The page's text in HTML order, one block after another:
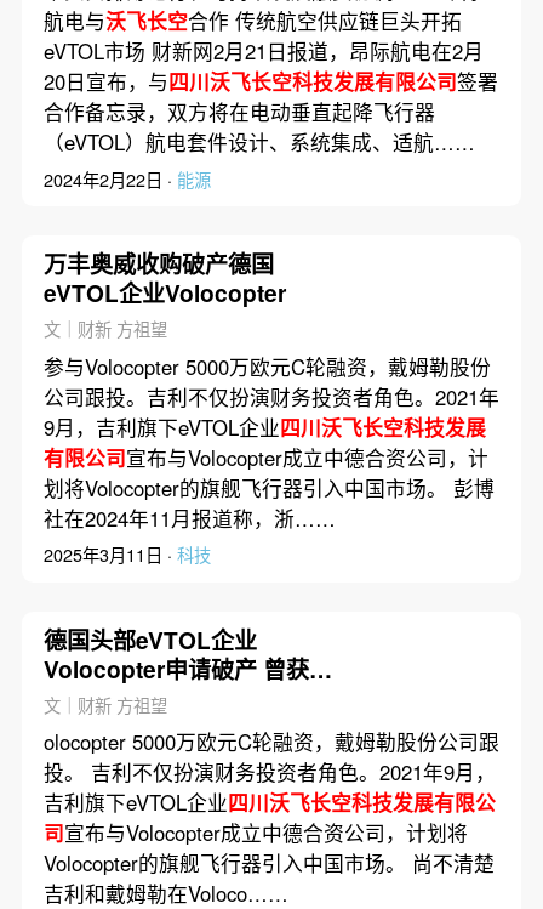
航电与沃飞长空合作 传统航空供应链巨头开拓
eVTOL市场 财新网2月21日报道，昂际航电在2月
20日宣布，与四川沃飞长空科技发展有限公司签署
合作备忘录，双方将在电动垂直起降飞行器
（eVTOL）航电套件设计、系统集成、适航……
2024年2月22日 · 能源
万丰奥威收购破产德国
eVTOL企业Volocopter
文｜财新 方祖望
参与Volocopter 5000万欧元C轮融资，戴姆勒股份
公司跟投。吉利不仅扮演财务投资者角色。2021年
9月，吉利旗下eVTOL企业四川沃飞长空科技发展
有限公司宣布与Volocopter成立中德合资公司，计
划将Volocopter的旗舰飞行器引入中国市场。 彭博
社在2024年11月报道称，浙……
2025年3月11日 · 科技
德国头部eVTOL企业
Volocopter申请破产 曾获吉
利投资
文｜财新 方祖望
olocopter 5000万欧元C轮融资，戴姆勒股份公司跟
投。 吉利不仅扮演财务投资者角色。2021年9月，
吉利旗下eVTOL企业四川沃飞长空科技发展有限公
司宣布与Volocopter成立中德合资公司，计划将
Volocopter的旗舰飞行器引入中国市场。 尚不清楚
吉利和戴姆勒在Voloco……